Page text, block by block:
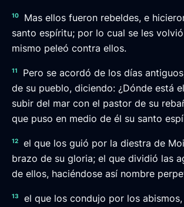
10
Mas ellos fueron rebeldes, e
santo espíritu; por lo cual se les
mismo peleó contra ellos.
11
Pero se acordó de los días
de su pueblo, diciendo: ¿Dónde está
subir del mar con el pastor de su
que puso en medio de él su santo
12
el que los guió por la diestra de
brazo de su gloria; el que dividió las
de ellos, haciéndose así nombre
13
el que los condujo por los